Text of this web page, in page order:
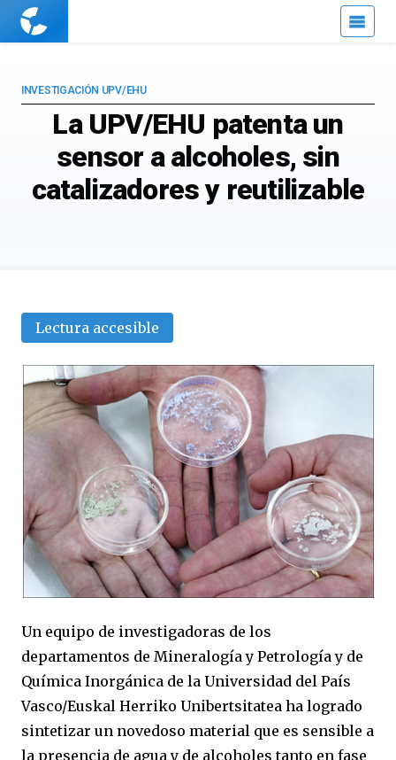
Cuaderno
La UPV/EHU patenta un
sensor a alcoholes, sin
catalizadores y reutilizable
INVESTIGACIÓN UPV/EHU
Lectura accesible
Un equipo de investigadoras de los
departamentos de Mineralogía y Petrología y de
Química Inorgánica de la Universidad del País
Vasco/Euskal Herriko Unibertsitatea ha logrado
sintetizar un novedoso material que es sensible a
la presencia de agua y de alcoholes tanto en fase